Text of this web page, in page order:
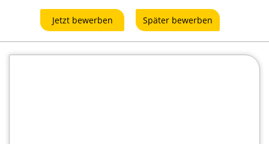
Jetzt bewerben Später bewerben